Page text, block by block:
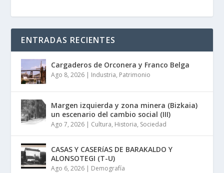
ENTRADAS RECIENTES
Cargaderos de Orconera y Franco Belga
Ago 8, 2026 | Industria, Patrimonio
Margen izquierda y zona minera (Bizkaia)
un escenario del cambio social (III)
Ago 7, 2026 | Cultura, Historia, Sociedad
CASAS Y CASERíAS DE BARAKALDO Y
ALONSOTEGI (T-U)
Ago 6, 2026 | Demografía